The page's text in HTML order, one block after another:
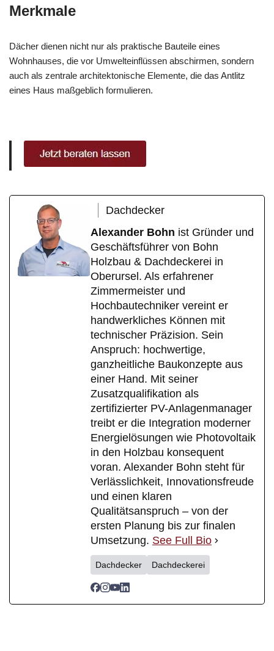
Merkmale
Dächer dienen nicht nur als praktische Bauteile eines
Wohnhauses, die vor Umwelteinflüssen abschirmen, sondern
auch als zentrale architektonische Elemente, die das Antlitz
eines Haus maßgeblich formulieren.
Dachdecker
Alexander Bohn ist Gründer und
Geschäftsführer von Bohn
Holzbau & Dachdeckerei in
Oberursel. Als erfahrener
Zimmermeister und
Hochbautechniker vereint er
handwerkliches Können mit
technischer Präzision. Sein
Anspruch: hochwertige,
ganzheitliche Baukonzepte aus
einer Hand. Mit seiner
Zusatzqualifikation als
zertifizierter PV-Anlagenmanager
treibt er die Integration moderner
Energielösungen wie Photovoltaik
in den Holzbau konsequent
voran. Alexander Bohn steht für
Verlässlichkeit, Innovationsfreude
und einen klaren
Qualitätsanspruch – von der
ersten Planung bis zur finalen
Umsetzung. See Full Bio
Dachdecker Dachdeckerei